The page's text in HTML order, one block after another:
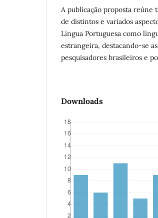
A publicação proposta reúne
de distintos e variados
Língua Portuguesa como
estrangeira, destacando-se
pesquisadores brasileiros e
Downloads